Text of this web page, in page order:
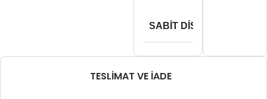
SABIT DISKLER
TESLIMAT VE İADE